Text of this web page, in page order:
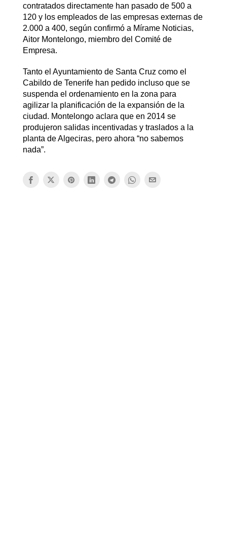
contratados directamente han pasado de 500 a
120 y los empleados de las empresas externas de
2.000 a 400, según confirmó a Mírame Noticias,
Aitor Montelongo, miembro del Comité de
Empresa.
Tanto el Ayuntamiento de Santa Cruz como el
Cabildo de Tenerife han pedido incluso que se
suspenda el ordenamiento en la zona para
agilizar la planificación de la expansión de la
ciudad. Montelongo aclara que en 2014 se
produjeron salidas incentivadas y traslados a la
planta de Algeciras, pero ahora “no sabemos
nada”.